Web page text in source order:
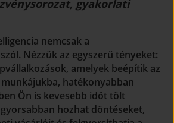
gyakorlati
nemcsak a
Nézzük az egyszerű tényeket:
amelyek beépítik az
hatékonyabban
Ön is kevesebb időt tölt
hozhat döntéseket,